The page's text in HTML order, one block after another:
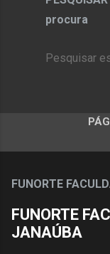
procura
FUNORTE
FUNORTE
JANAÚBA